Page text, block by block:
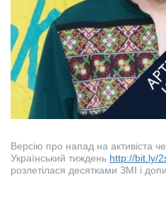
Версію про напад на активіста
Український тиждень http://bit.ly/
розлетілася десятками ЗМІ і